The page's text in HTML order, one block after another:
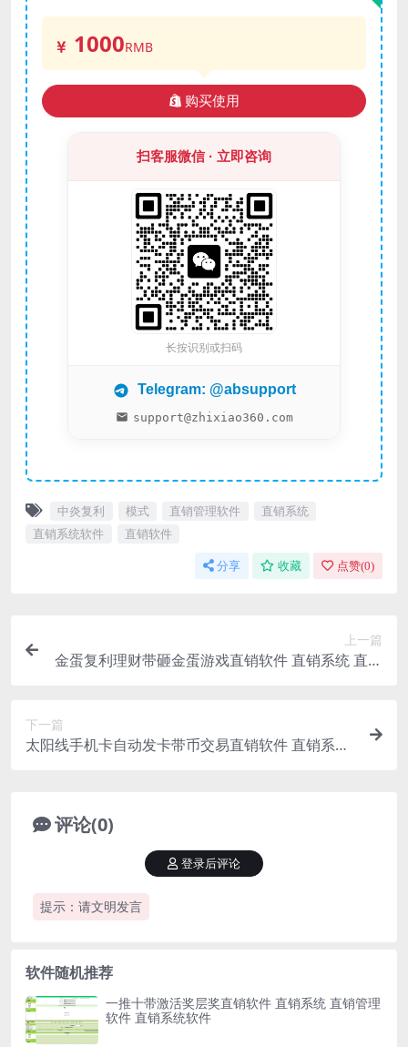
1000RMB
购买使用
扫客服微信 · 立即咨询
长按识别或扫码
Telegram: @absupport
support@zhixiao360.com
中炎复利 模式 直销管理软件
直销系统
直销系统软件
直销软件
分享 收藏 点赞(0)
上一篇
金蛋复利理财带砸金蛋游戏直销软件 直销系统 直销
下一篇
太阳线手机卡自动发卡带币交易直销软件 直销系统
评论(0)
提示：请文明发言
登录后评论
软件随机推荐
一推十带激活奖层奖直销软件 直销系统 直销管理
软件 直销系统软件